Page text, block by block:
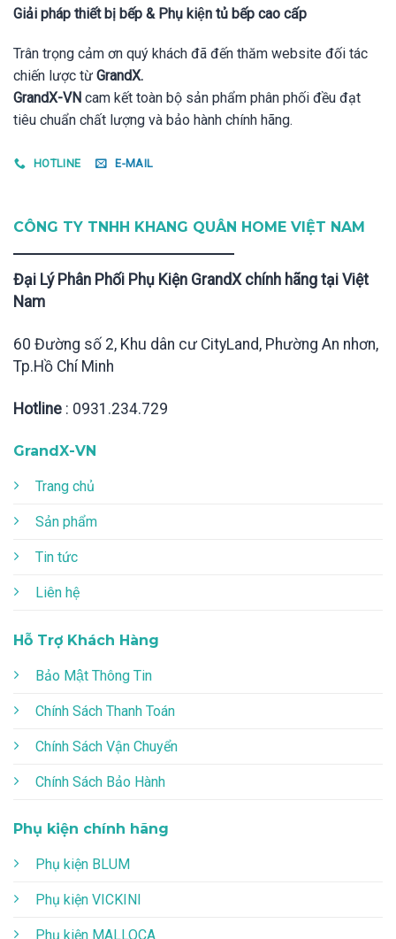
Giải pháp thiết bị bếp & Phụ kiện tủ bếp cao cấp
Trân trọng cảm ơn quý khách đã đến thăm website đối tác
chiến lược từ GrandX.
GrandX-VN cam kết toàn bộ sản phẩm phân phối đều đạt
tiêu chuẩn chất lượng và bảo hành chính hãng.
HOTLINE E-MAIL
CÔNG TY TNHH KHANG QUÂN HOME VIỆT NAM
Đại Lý Phân Phối Phụ Kiện GrandX chính hãng tại Việt
Nam
60 Đường số 2, Khu dân cư CityLand, Phường An nhơn,
Tp.Hồ Chí Minh
Hotline: 0931.234.729
GrandX-VN
Trang chủ
Sản phẩm
Tin tức
Liên hệ
Hỗ Trợ Khách Hàng
Bảo Mật Thông Tin
Chính Sách Thanh Toán
Chính Sách Vận Chuyển
Chính Sách Bảo Hành
Phụ kiện chính hãng
Phụ kiện BLUM
Phụ kiện VICKINI
Phụ kiện MALLOCA